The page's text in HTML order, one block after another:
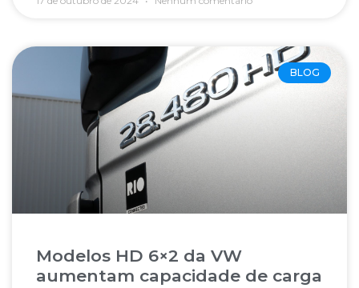
BLOG
Modelos HD 6×2 da VW
aumentam capacidade de carga